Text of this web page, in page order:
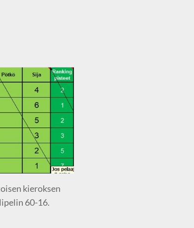
kieroksen
60-16.